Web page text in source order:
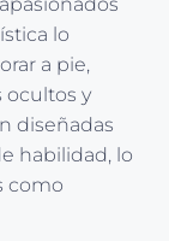
lo
a pie,
ocultos y
diseñadas
habilidad, lo
como